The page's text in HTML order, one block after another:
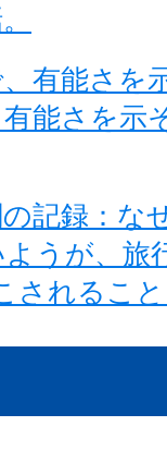
有能さを
能さを示
記録：な
うが、旅
されるこ